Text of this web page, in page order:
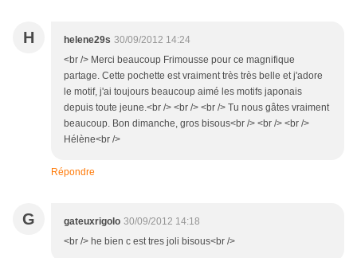
H helene29s 30/09/2012 14:24
<br /> Merci beaucoup Frimousse pour ce magnifique
partage. Cette pochette est vraiment très très belle et j'adore
le motif, j'ai toujours beaucoup aimé les motifs japonais
depuis toute jeune.<br /> <br /> <br /> Tu nous gâtes vraiment
beaucoup. Bon dimanche, gros bisous<br /> <br /> <br />
Hélène<br />
Répondre
G gateuxrigolo 30/09/2012 14:18
<br /> he bien c est tres joli bisous<br />